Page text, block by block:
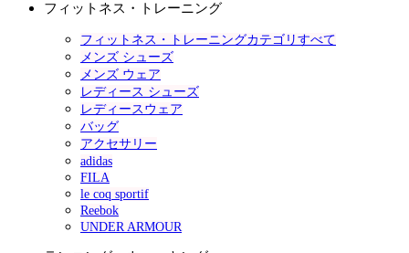
フィットネス・トレーニング
フィットネス・トレーニングカテゴリすべて
メンズ シューズ
メンズ ウェア
レディース シューズ
レディースウェア
バッグ
アクセサリー
adidas
FILA
le coq sportif
Reebok
UNDER ARMOUR